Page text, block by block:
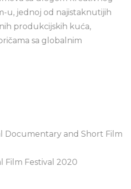
u, jednoj od najistaknutijih
produkcijskih kuća,
sa globalnim
Documentary and Short Film
Film Festival 2020